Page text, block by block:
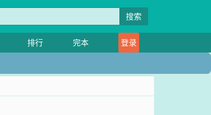
搜索
排行 完本
登录